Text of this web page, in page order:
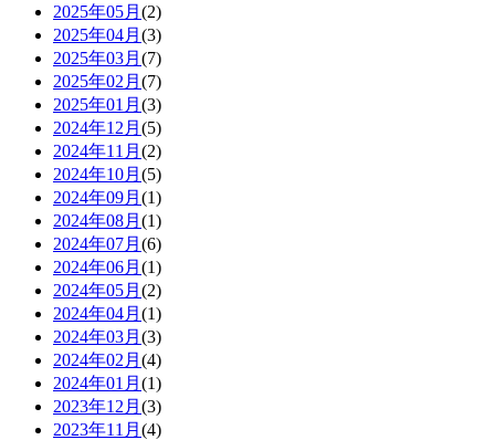
2025年05月 (2)
2025年04月 (3)
2025年03月 (7)
2025年02月 (7)
2025年01月 (3)
2024年12月 (5)
2024年11月 (2)
2024年10月 (5)
2024年09月 (1)
2024年08月 (1)
2024年07月 (6)
2024年06月 (1)
2024年05月 (2)
2024年04月 (1)
2024年03月 (3)
2024年02月 (4)
2024年01月 (1)
2023年12月 (3)
2023年11月 (4)